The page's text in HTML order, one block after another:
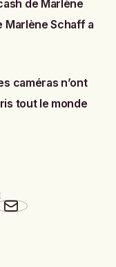
de Marlène
Marlène Schaff a
caméras n’ont
tout le monde